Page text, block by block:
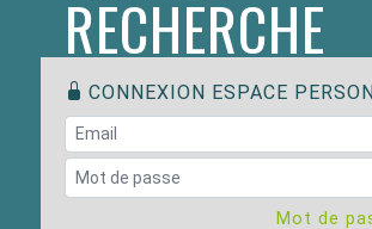
RECHERCHE
CONNEXION ESPACE
Mot de